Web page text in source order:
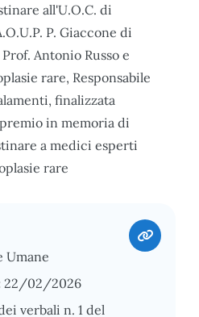
all'U.O.C. di
P. Giaccone di
Antonio Russo e
rare, Responsabile
finalizzata
in memoria di
a medici esperti
rare
Umane
22/02/2026
verbali n. 1 del